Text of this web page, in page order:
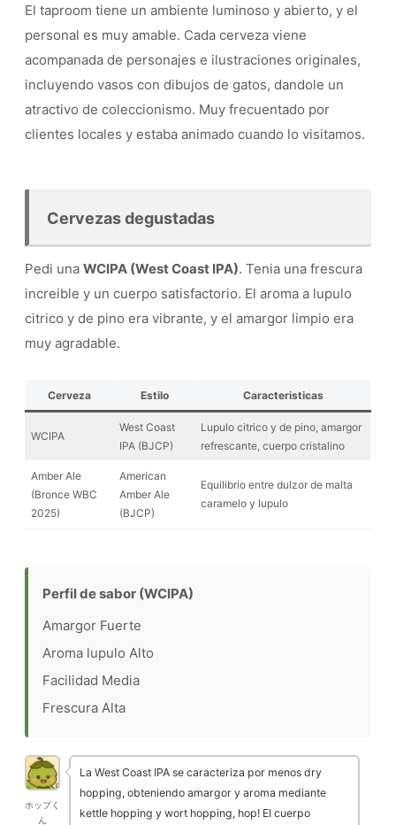
El taproom tiene un ambiente luminoso y abierto, y el
personal es muy amable. Cada cerveza viene
acompanada de personajes e ilustraciones originales,
incluyendo vasos con dibujos de gatos, dandole un
atractivo de coleccionismo. Muy frecuentado por
clientes locales y estaba animado cuando lo visitamos.
Cervezas degustadas
Pedi una WCIPA (West Coast IPA). Tenia una frescura
increible y un cuerpo satisfactorio. El aroma a lupulo
citrico y de pino era vibrante, y el amargor limpio era
muy agradable.
Cerveza Estilo Caracteristicas
WCIPA
West Coast
IPA (BJCP)
Lupulo citrico y de pino, amargor
refrescante, cuerpo cristalino
Amber Ale
(Bronce WBC
2025)
American
Amber Ale
(BJCP)
Equilibrio entre dulzor de malta
caramelo y lupulo
Perfil de sabor (WCIPA)
Amargor Fuerte
Aroma lupulo Alto
Facilidad Media
Frescura Alta
ホップく
ん
La West Coast IPA se caracteriza por menos dry
hopping, obteniendo amargor y aroma mediante
kettle hopping y wort hopping, hop! El cuerpo